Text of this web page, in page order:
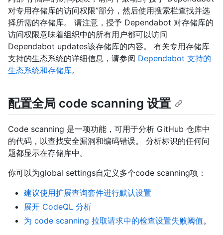
对专用存储库的访问权限”部分，然后使用搜索栏查找并选
择所需的存储库。 请注意，授予 Dependabot 对存储库的
访问权限意味着组织中的所有用户都可以访问
Dependabot updates该存储库的内容。 有关专用存储库
支持的生态系统的详细信息，请参阅 Dependabot 支持的
生态系统和存储库。
配置全局 code scanning 设置
Code scanning 是一项功能，可用于分析 GitHub 仓库中
的代码，以查找安全漏洞和编码错误。 分析标识的任何问
题都显示在存储库中。
你可以为global settings自定义多个code scanning项：
建议使用扩展查询套件进行默认设置
展开 CodeQL 分析
为 code scanning 拉取请求中的检查设置失败阈值。